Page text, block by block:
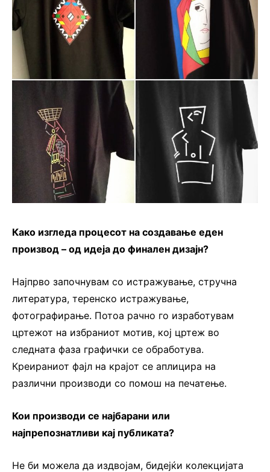
Како изгледа процесот на создавање еден
производ – од идеја до финален дизајн?
Најпрво започнувам со истражување, стручна
литература, теренско истражување,
фотографирање. Потоа рачно го изработувам
цртежот на избраниот мотив, кој цртеж во
следната фаза графички се обработува.
Креираниот фајл на крајот се аплицира на
различни производи со помош на печатење.
Кои производи се најбарани или
најпрепознатливи кај публиката?
Не би можела да издвојам, бидејќи колекцијата